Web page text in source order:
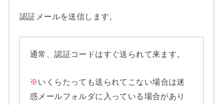
認証メールを送信します。
通常、認証コードはすぐ送られて来ます。
※いくらたっても送られてこない場合は迷
惑メールフォルダに入っている場合があり